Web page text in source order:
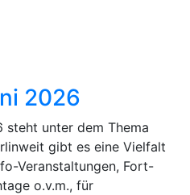
2026
steht unter dem Thema
gibt es eine Vielfalt
Veranstaltungen, Fort-
o.v.m., für